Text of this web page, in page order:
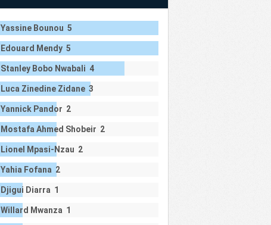
Yassine Bounou 5
Edouard Mendy 5
Stanley Bobo Nwabali 4
Luca Zinedine Zidane 3
Yannick Pandor 2
Mostafa Ahmed Shobeir 2
Lionel Mpasi-Nzau 2
Yahia Fofana 2
Djigui Diarra 1
Willard Mwanza 1